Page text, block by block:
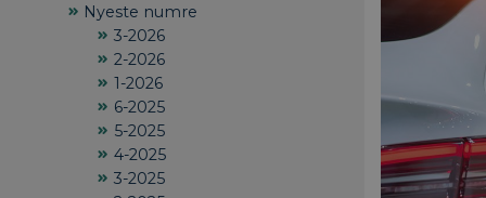
Nyeste numre
3-2026
2-2026
1-2026
6-2025
5-2025
4-2025
3-2025